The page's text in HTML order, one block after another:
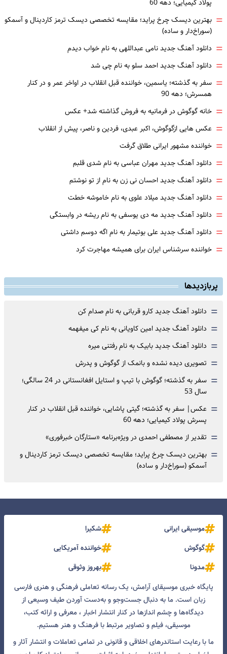
پولاد کیمیایی؛ دهه 60
= بهترین دیسک چرخ پراید؛ مقایسه تخصصی دیسک ترمز کاردینال و آسمکو
(سوراخ‌دار و ساده)
= دانلود آهنگ جدید نامی عبداللهی به نام خواب دیدم
= دانلود آهنگ جدید احمد سلو به نام چی شد
= سفر به گذشته؛ یاسمین، خواننده قبل انقلاب در اواخر عمر و در کنار
همسرش؛ دهه 90
= خانه گوگوش در فرمانیه به فروش گذاشته شد+ عکس
= عکس هایی ازگوگوش، اکبر عبدی، فردین و ناصر، پیش از انقلاب
= خواننده مشهور ایرانی طلاق گرفت
= دانلود آهنگ جدید مهران عباسی به نام شدی قلبم
= دانلود آهنگ جدید احسان نی زن به نام از تو نوشتم
= دانلود آهنگ جدید میلاد علوی به نام خاموشه خطت
= دانلود آهنگ جدید مه دی یوسفی به نام ریشه در وابستگی
= دانلود آهنگ جدید علی بوتیمار به نام اگه دوسم داشتی
= خواننده سرشناس ایران برای همیشه مهاجرت کرد
پربازدیدها
= دانلود آهنگ جدید کارو قربانی به نام صدام کن
= دانلود آهنگ جدید امین کاویانی به نام کی میفهمه
= دانلود آهنگ جدید بابیک به نام رفتنی میره
= تصویری دیده نشده و بانمک از گوگوش و پدرش
=
سفر به گذشته؛ گوگوش با تیپ و استایل افغانستانی در 24 سالگی؛
سال 53
= عکس| سفر به گذشته؛ گیتی پاشایی، خواننده قبل انقلاب در کنار
پسرش پولاد کیمیایی؛ دهه 60
= تقدیر از مصطفی احمدی در ویژه‌برنامه «ستارگان خبرفوری»
= بهترین دیسک چرخ پراید؛ مقایسه تخصصی دیسک ترمز کاردینال و
آسمکو (سوراخ‌دار و ساده)
موسیقی ایرانی
شکیرا
گوگوش
خواننده آمریکایی
مدونا
بهروز وثوقی
پایگاه خبری موسیقای آرامش، یک رسانه تعاملی فرهنگی و هنری فارسی
زبان است. ما به دنبال جست‌و‌جو و به‌دست آوردن طیف وسیعی از
دیدگاه‌ها و چشم انداز‌ها در کنار انتشار اخبار ، معرفی و ارائه کتب،
موسیقی، فیلم و تصاویر مرتبط با فرهنگ و هنر هستیم.
ما با رعایت استاندرهای اخلاقی و قانونی در تمامی تعاملات و انتشار آثار و